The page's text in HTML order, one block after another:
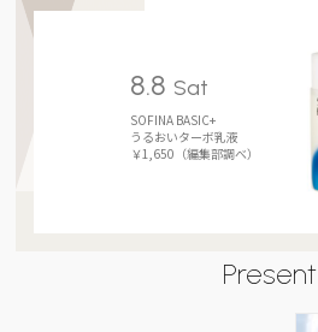
8.8 Sat
SOFINA BASIC+
うるおいターボ乳液
￥1,650（編集部調べ）
Present